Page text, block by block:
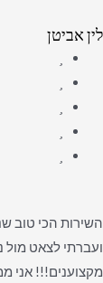
לין אביטן
השירות הכי טוב
ועברתי לצאט מול
מקצוענים!!! אני